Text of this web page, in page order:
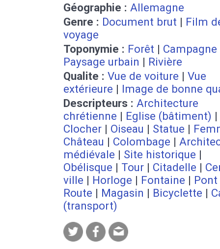
Géographie : Allemagne
Genre : Document brut | Film
voyage
Toponymie : Forêt | Campagne
Paysage urbain | Rivière
Qualite : Vue de voiture | Vue
extérieure | Image de bonne
Descripteurs : Architecture
chrétienne | Eglise (bâtiment) |
Clocher | Oiseau | Statue |
Château | Colombage |
médiévale | Site historique |
Obélisque | Tour | Citadelle |
ville | Horloge | Fontaine | Pont
Route | Magasin | Bicyclette |
(transport)